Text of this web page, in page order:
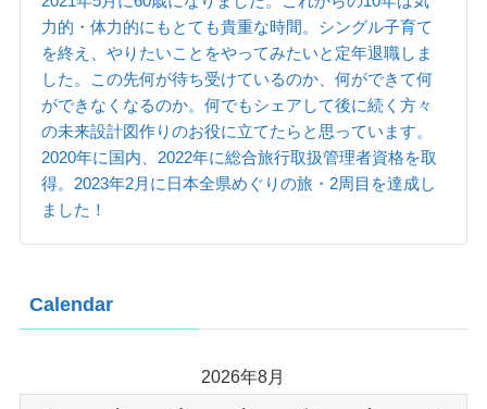
力的・体力的にもとても貴重な時間。シングル子育て
を終え、やりたいことをやってみたいと定年退職しま
した。この先何が待ち受けているのか、何ができて何
ができなくなるのか。何でもシェアして後に続く方々
の未来設計図作りのお役に立てたらと思っています。
2020年に国内、2022年に総合旅行取扱管理者資格を取
得。2023年2月に日本全県めぐりの旅・2周目を達成し
ました！
Calendar
2026年8月